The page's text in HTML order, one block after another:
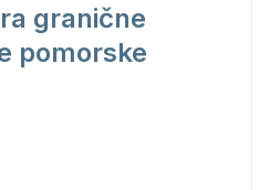
granične
pomorske